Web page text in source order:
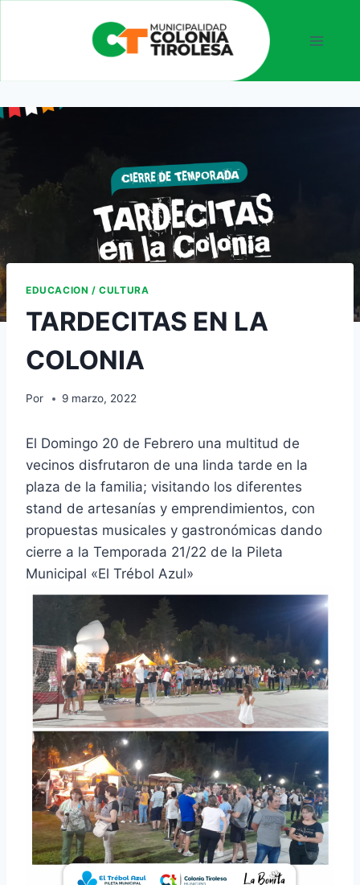
EDUCACION / CULTURA
TARDECITAS EN LA
COLONIA
Por 9 marzo, 2022
El Domingo 20 de Febrero una multitud de
vecinos disfrutaron de una linda tarde en la
plaza de la familia; visitando los diferentes
stand de artesanías y emprendimientos, con
propuestas musicales y gastronómicas dando
cierre a la Temporada 21/22 de la Pileta
Municipal «El Trébol Azul»